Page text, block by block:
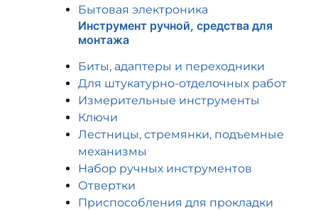
Бытовая электроника
Инструмент ручной, средства для
монтажа
Биты, адаптеры и переходники
Для штукатурно-отделочных работ
Измерительные инструменты
Ключи
Лестницы, стремянки, подъемные
механизмы
Набор ручных инструментов
Отвертки
Приспособления для прокладки